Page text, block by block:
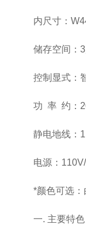
内尺寸：
储存空间：
控制显式：
功 率 约：
静电地线：
电源：
*颜色可选
一. 主要特